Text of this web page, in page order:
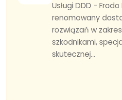
Usługi DDD -
renomowany
rozwiązań w
szkodnikami,
skutecznej...